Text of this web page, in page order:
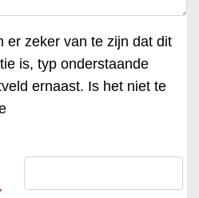
er zeker van te zijn dat dit
is, typ onderstaande
ernaast. Is het niet te